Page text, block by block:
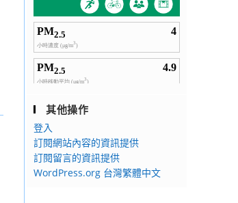
其他操作
登入
訂閱網站內容的資訊提供
訂閱留言的資訊提供
WordPress.org 台灣繁體中文